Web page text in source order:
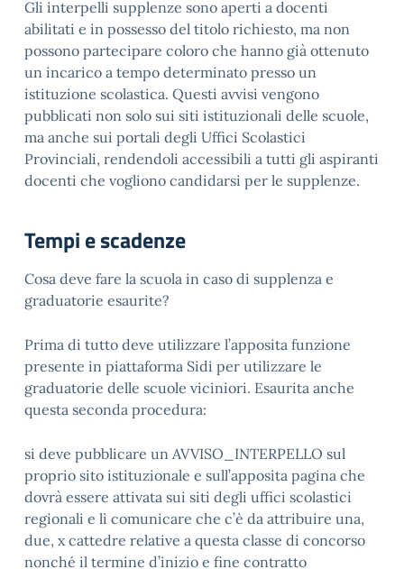
Gli interpelli supplenze sono aperti a docenti
abilitati e in possesso del titolo richiesto, ma non
possono partecipare coloro che hanno già ottenuto
un incarico a tempo determinato presso un
istituzione scolastica. Questi avvisi vengono
pubblicati non solo sui siti istituzionali delle scuole,
ma anche sui portali degli Uffici Scolastici
Provinciali, rendendoli accessibili a tutti gli aspiranti
docenti che vogliono candidarsi per le supplenze.
Tempi e scadenze
Cosa deve fare la scuola in caso di supplenza e
graduatorie esaurite?
Prima di tutto deve utilizzare l’apposita funzione
presente in piattaforma Sidi per utilizzare le
graduatorie delle scuole viciniori. Esaurita anche
questa seconda procedura:
si deve pubblicare un AVVISO_INTERPELLO sul
proprio sito istituzionale e sull’apposita pagina che
dovrà essere attivata sui siti degli uffici scolastici
regionali e lì comunicare che c’è da attribuire una,
due, x cattedre relative a questa classe di concorso
nonché il termine d’inizio e fine contratto